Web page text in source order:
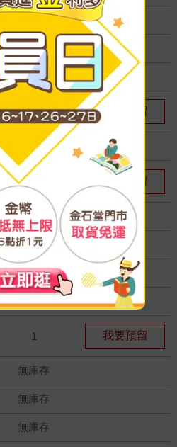
無庫存
無庫存
無庫存
1 我要預留
無庫存
我要預留
無庫存
無庫存
無庫存
無庫存
1 我要預留
無庫存
無庫存
無庫存